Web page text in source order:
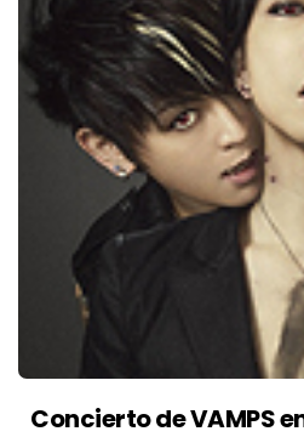
Concierto de VAMPS